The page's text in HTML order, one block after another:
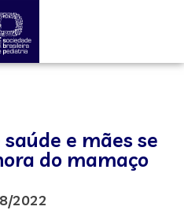
e mães se
do mamaço
2022